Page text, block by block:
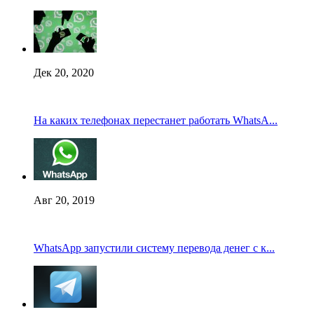
Дек 20, 2020
На каких телефонах перестанет работать WhatsA...
Авг 20, 2019
WhatsApp запустили систему перевода денег с к...